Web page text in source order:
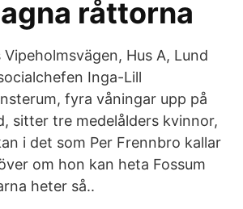
råttorna
Hus A, Lund
Inga-Lill
fyra våningar upp på
sitter tre medelålders kvinnor,
i det som Per Frennbro kallar
om hon kan heta Fossum
heter så..